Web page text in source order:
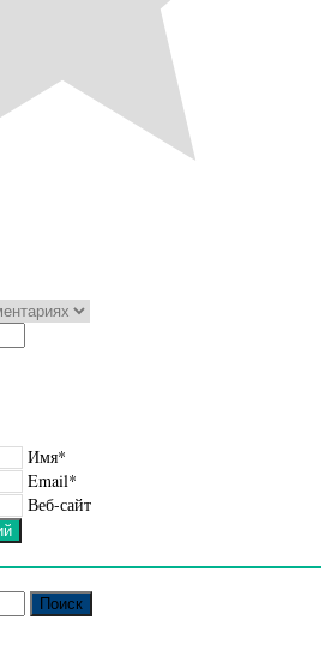
Имя*
Email*
Веб-сайт